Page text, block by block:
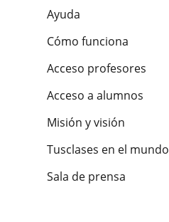
Ayuda
Cómo funciona
Acceso profesores
Acceso a alumnos
Misión y visión
Tusclases en el mundo
Sala de prensa